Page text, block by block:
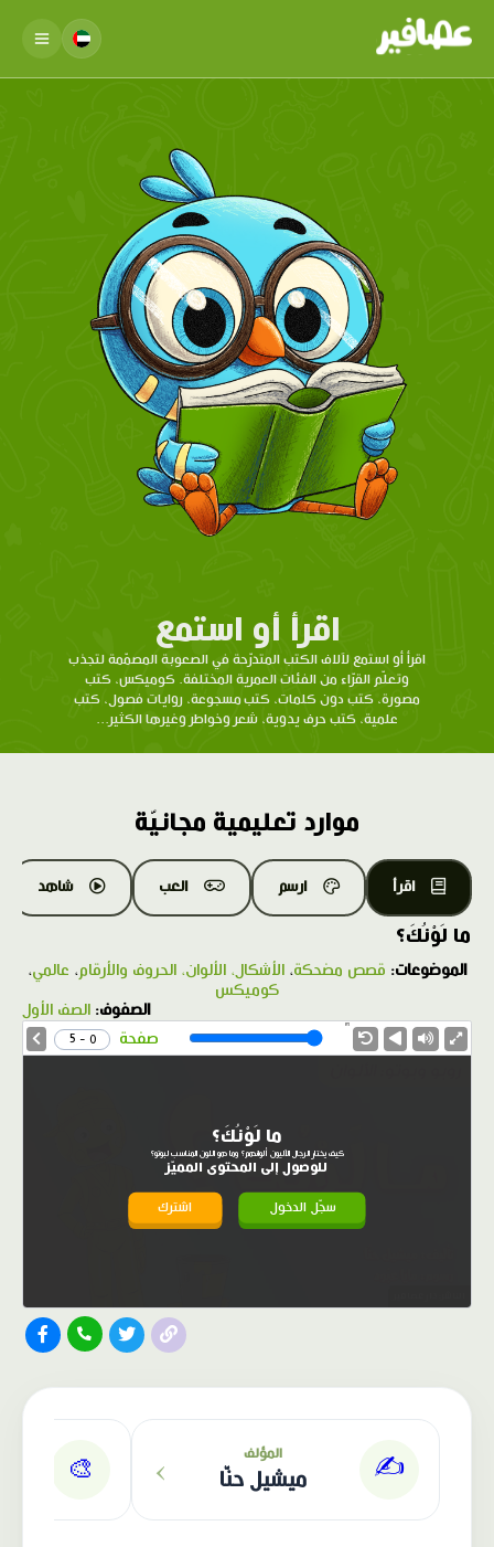
اقرأ أو استمع
اقرأ أو استمع لآلاف الكتب المتدرّحة في الصعوبة المصمّمة لتجذب
وتعلّم القرّاء من الفئات العمرية المختلفة. كوميكس، كتب
مصورة، كتب دون كلمات، كتب مسجوعة، روايات فصول، كتب
علمية، كتب حرف يدوية، شعر وخواطر وغيرها الكثير...
موارد تعليمية مجانيّة
اقرأ ارسم العب شاهد
ما لَوْنُكَ؟
الموضوعات: قصص مضحكة، الأشكال، الألوان، الحروف والأرقام، عالمي،
كوميكس
الصفوف: الصف الأول
صفحة 0 - 5
ما لَوْنُكَ؟
كيف يختار الرجال الآليون ألوانهم؟ وما هو اللون المناسب لبوتو؟
للوصول إلى المحتوى المميّز
سجّل الدخول اشترك
✍️ المؤلف
ميشيل حنّا ›
🎨